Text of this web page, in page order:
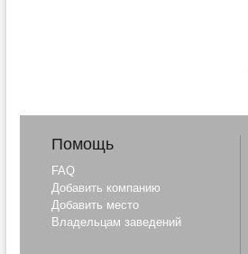
Помощь
FAQ
Добавить компанию
Добавить место
Владельцам заведений